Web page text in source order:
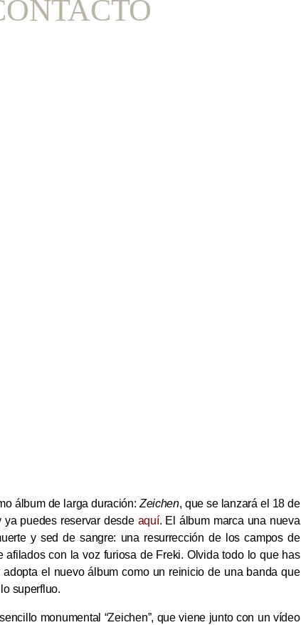
álbum de larga duración: Zeichen, que se lanzará el 18 de
puedes reservar desde aquí. El álbum marca una nueva
y sed de sangre: una resurrección de los campos de
afilados con la voz furiosa de Freki. Olvida todo lo que has
el nuevo álbum como un reinicio de una banda que
superfluo.
monumental “Zeichen”, que viene junto con un vídeo